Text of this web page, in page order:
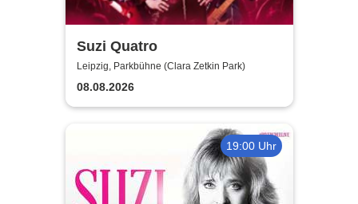
Suzi Quatro
Leipzig, Parkbühne (Clara Zetkin Park)
08.08.2026
19:00 Uhr